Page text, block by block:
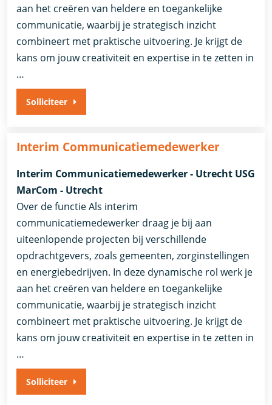
aan het creëren van heldere en toegankelijke
communicatie, waarbij je strategisch inzicht
combineert met praktische uitvoering. Je krijgt de
kans om jouw creativiteit en expertise in te zetten in
…
Solliciteer
Interim Communicatiemedewerker
Interim Communicatiemedewerker - Utrecht USG
MarCom - Utrecht
Over de functie Als interim
communicatiemedewerker draag je bij aan
uiteenlopende projecten bij verschillende
opdrachtgevers, zoals gemeenten, zorginstellingen
en energiebedrijven. In deze dynamische rol werk je
aan het creëren van heldere en toegankelijke
communicatie, waarbij je strategisch inzicht
combineert met praktische uitvoering. Je krijgt de
kans om jouw creativiteit en expertise in te zetten in
…
Solliciteer